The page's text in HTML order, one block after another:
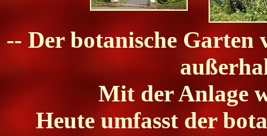
-- Der botanische Garten
Mit der Anlage
Heute umfasst der